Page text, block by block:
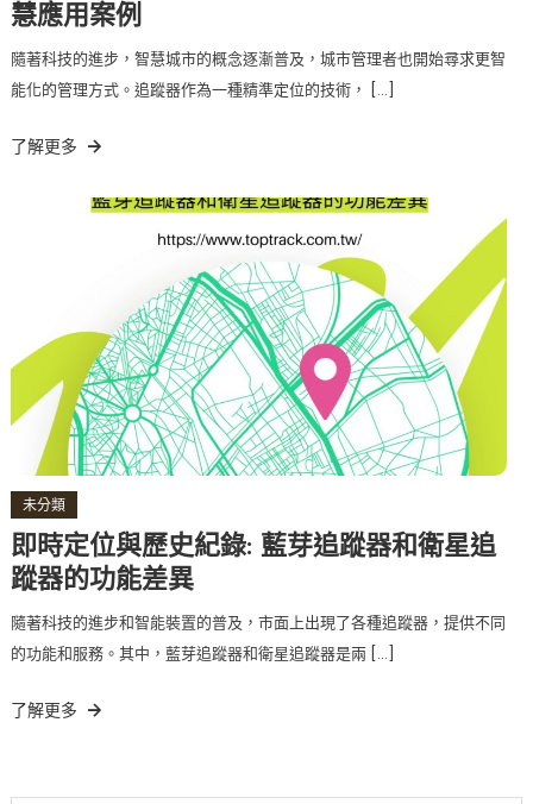
慧應用案例
隨著科技的進步，智慧城市的概念逐漸普及，城市管理者也開始尋求更智
能化的管理方式。追蹤器作為一種精準定位的技術， […]
了解更多
未分類
即時定位與歷史紀錄: 藍芽追蹤器和衛星追
蹤器的功能差異
隨著科技的進步和智能裝置的普及，市面上出現了各種追蹤器，提供不同
的功能和服務。其中，藍芽追蹤器和衛星追蹤器是兩 […]
了解更多